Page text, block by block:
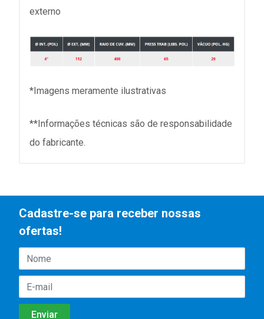
externo
*Imagens meramente ilustrativas
**Informações técnicas são de responsabilidade
do fabricante.
Cadastre-se para receber nossas
ofertas!